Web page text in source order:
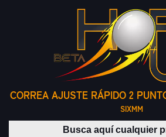
CORREA AJUSTE RÁPIDO 2
SIXMM
Buscar